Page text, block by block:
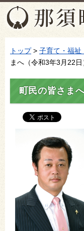
トップ> 子育て・福祉
まへ（令和3年3月22日
町民の皆さま